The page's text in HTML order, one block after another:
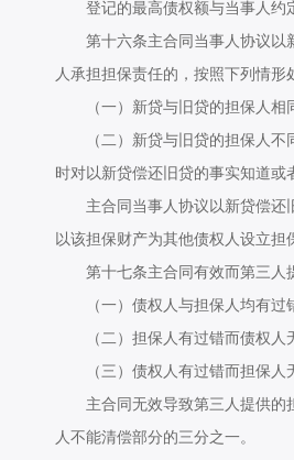
登记的最高债权额与当事人约定
第十六条主合同当事人协议以新
人承担担保责任的，按照下列情形
（一）新贷与旧贷的担保人相
（二）新贷与旧贷的担保人不同
时对以新贷偿还旧贷的事实知道或
主合同当事人协议以新贷偿还旧
以该担保财产为其他债权人设立担
第十七条主合同有效而第三人提
（一）债权人与担保人均有过错
（二）担保人有过错而债权人无
（三）债权人有过错而担保人无
主合同无效导致第三人提供的担
人不能清偿部分的三分之一。